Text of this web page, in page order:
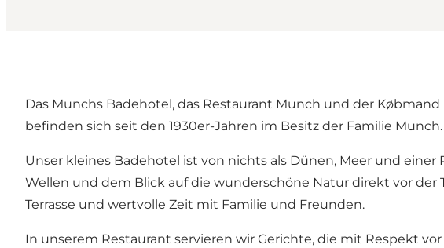
Das Munchs Badehotel, das Restaurant Munch und der
befinden sich seit den 1930er-Jahren im Besitz der Familie Munch.
Unser kleines Badehotel ist von nichts als Dünen, Meer und
Wellen und dem Blick auf die wunderschöne Natur direkt vor der
Terrasse und wertvolle Zeit mit Familie und Freunden.
In unserem Restaurant servieren wir Gerichte, die mit Respekt